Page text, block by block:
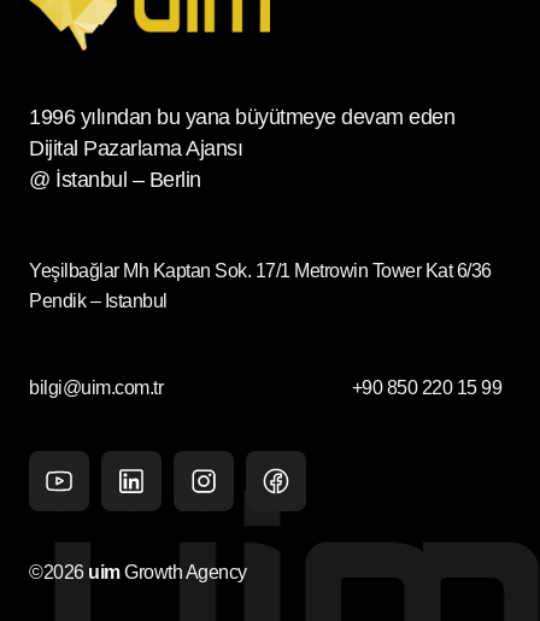
1996 yılından bu yana büyütmeye devam eden
Dijital Pazarlama Ajansı
@ İstanbul – Berlin
Yeşilbağlar Mh Kaptan Sok. 17/1 Metrowin Tower Kat 6/36
Pendik – Istanbul
bilgi@uim.com.tr +90 850 220 15 99
©2026 uimGrowth Agency